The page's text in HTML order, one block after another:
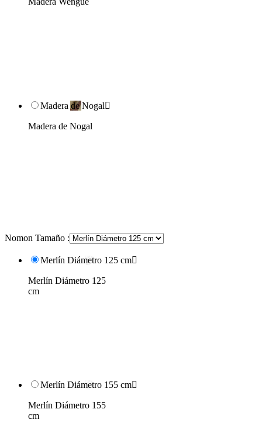
Madera de Nogal
Madera de Nogal
Nomon Tamaño :
Merlín Diámetro 125 cm
Merlín Diámetro 125
cm
Merlín Diámetro 155 cm
Merlín Diámetro 155
cm